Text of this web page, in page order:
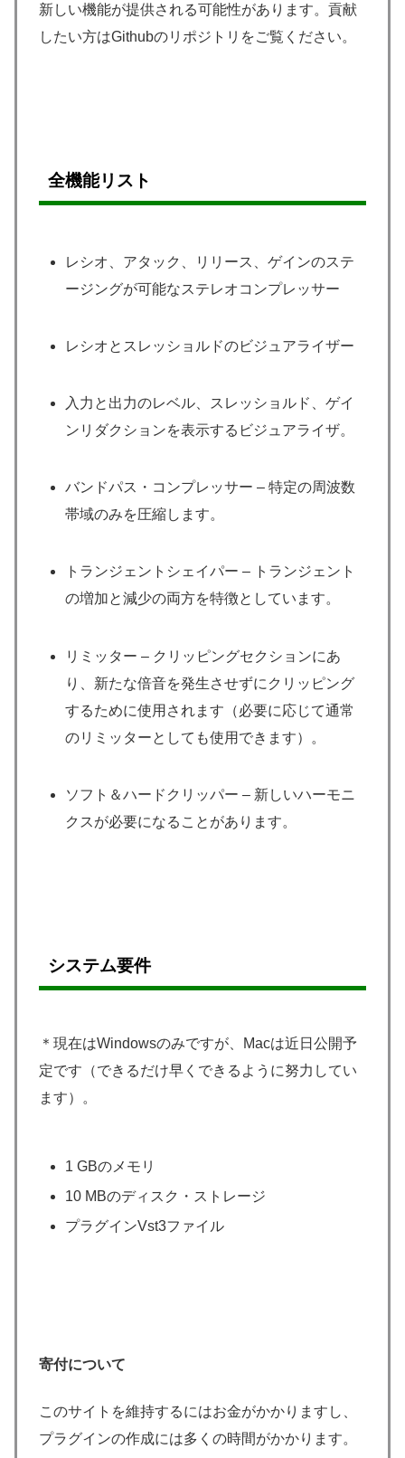
新しい機能が提供される可能性があります。貢献
したい方はGithubのリポジトリをご覧ください。
全機能リスト
レシオ、アタック、リリース、ゲインのステ
ージングが可能なステレオコンプレッサー
レシオとスレッショルドのビジュアライザー
入力と出力のレベル、スレッショルド、ゲイ
ンリダクションを表示するビジュアライザ。
バンドパス・コンプレッサー – 特定の周波数
帯域のみを圧縮します。
トランジェントシェイパー – トランジェント
の増加と減少の両方を特徴としています。
リミッター – クリッピングセクションにあ
り、新たな倍音を発生させずにクリッピング
するために使用されます（必要に応じて通常
のリミッターとしても使用できます）。
ソフト＆ハードクリッパー – 新しいハーモニ
クスが必要になることがあります。
システム要件
＊現在はWindowsのみですが、Macは近日公開予
定です（できるだけ早くできるように努力してい
ます）。
1 GBのメモリ
10 MBのディスク・ストレージ
プラグインVst3ファイル
寄付について
このサイトを維持するにはお金がかかりますし、
プラグインの作成には多くの時間がかかります。